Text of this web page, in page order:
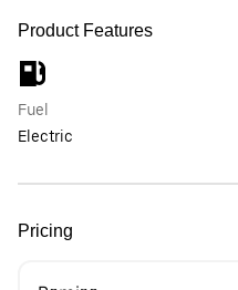
Product Features
Fuel
Electric
Pricing